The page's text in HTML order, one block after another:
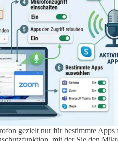
gezielt nur für bestimmte Apps